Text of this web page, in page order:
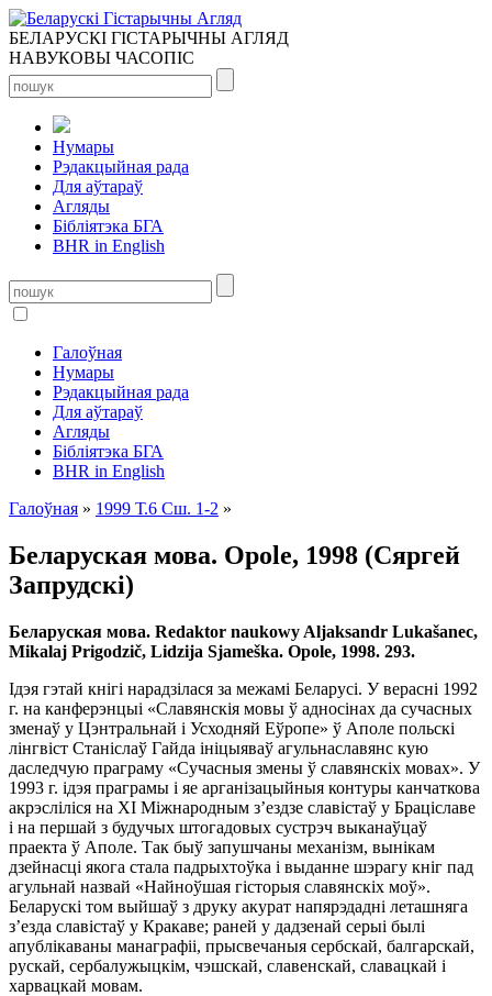
БЕЛАРУСКІ ГІСТАРЫЧНЫ АГЛЯД
НАВУКОВЫ ЧАСОПІС
Нумары
Рэдакцыйная рада
Для аўтараў
Агляды
Бібліятэка БГА
BHR in English
Галоўная
Нумары
Рэдакцыйная рада
Для аўтараў
Агляды
Бібліятэка БГА
BHR in English
Галоўная » 1999 Т.6 Сш. 1-2 »
Беларуская мова. Opole, 1998 (Сяргей
Запрудскі)
Беларуская мова. Redaktor naukowy Aljaksandr Lukašanec,
Mikalaj Prigodzič, Lidzija Sjameška. Opole, 1998. 293.
Ідэя гэтай кнігі нарадзілася за межамі Беларусі. У верасні 1992
г. на канферэнцыі «Славянскія мовы ў адносінах да сучасных
зменаў у Цэнтральнай і Усходняй Еўропе» ў Аполе польскі
лінгвіст Станіслаў Гайда ініцыяваў агульнаславянс кую
даследчую праграму «Сучасныя змены ў славянскіх мовах». У
1993 г. ідэя праграмы і яе арганізацыйныя контуры канчаткова
акрэсліліся на ХІ Міжнародным з’ездзе славістаў у Браціславе
і на першай з будучых штогадовых сустрэч выканаўцаў
праекта ў Аполе. Так быў запушчаны механізм, вынікам
дзейнасці якога стала падрыхтоўка і выданне шэрагу кніг пад
агульнай назвай «Найноўшая гісторыя славянскіх моў».
Беларускі том выйшаў з друку акурат напярэдадні леташняга
з’езда славістаў у Кракаве; раней у дадзенай серыі былі
апублікаваны манаграфіі, прысвечаныя сербскай, балгарскай,
рускай, сербалужыцкім, чэшскай, славенскай, славацкай і
харвацкай мовам.